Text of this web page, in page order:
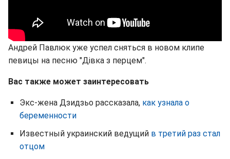
Андрей Павлюк уже успел сняться в новом клипе
певицы на песню "Дівка з перцем".
Вас также может заинтересовать
Экс-жена Дзидзьо рассказала, как узнала о
беременности
Известный украинский ведущий в третий раз стал
отцом